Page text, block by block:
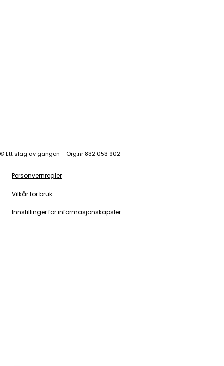
©Ett slag av gangen – Org.nr 832 053 902
Personvernregler
Vilkår for bruk
Innstillinger for informasjonskapsler